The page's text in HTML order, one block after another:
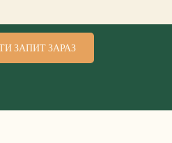
ЗАПИТ ЗАРАЗ